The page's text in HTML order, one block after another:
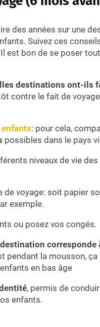
des années sur une
Suivez ces
est bon de se poser
destinations ont-ils
contre le fait de
enfants: pour cela,
possibles dans le pays
niveaux de vie
de voyage: soit papier
exemple.
ou posez vos congés.
corresponde
pendant la mousson,
en bas âge
, permis de
enfants.